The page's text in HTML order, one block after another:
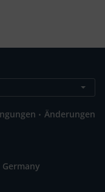
. Änderungen
Germany